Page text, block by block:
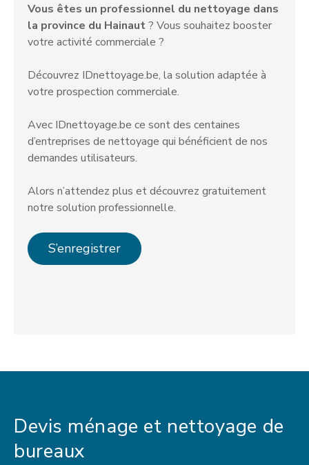
Vous êtes un professionnel du nettoyage dans
la province du Hainaut? Vous souhaitez booster
votre activité commerciale ?
Découvrez IDnettoyage.be, la solution adaptée à
votre prospection commerciale.
Avec IDnettoyage.be ce sont des centaines
d’entreprises de nettoyage qui bénéficient de nos
demandes utilisateurs.
Alors n’attendez plus et découvrez gratuitement
notre solution professionnelle.
S’enregistrer
Devis ménage et nettoyage de
bureaux